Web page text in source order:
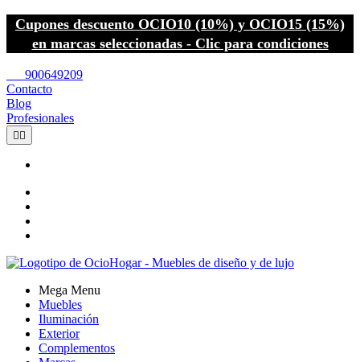
Cupones descuento OCIO10 (10%) y OCIO15 (15%)
en marcas seleccionadas - Clic para condiciones
900649209
Contacto
Blog
Profesionales
 
Mega Menu
Muebles
Iluminación
Exterior
Complementos